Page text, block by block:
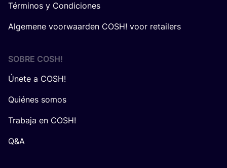
Términos y Condiciones
Algemene voorwaarden COSH! voor retailers
SOBRE COSH!
Únete a COSH!
Quiénes somos
Trabaja en COSH!
Q&A